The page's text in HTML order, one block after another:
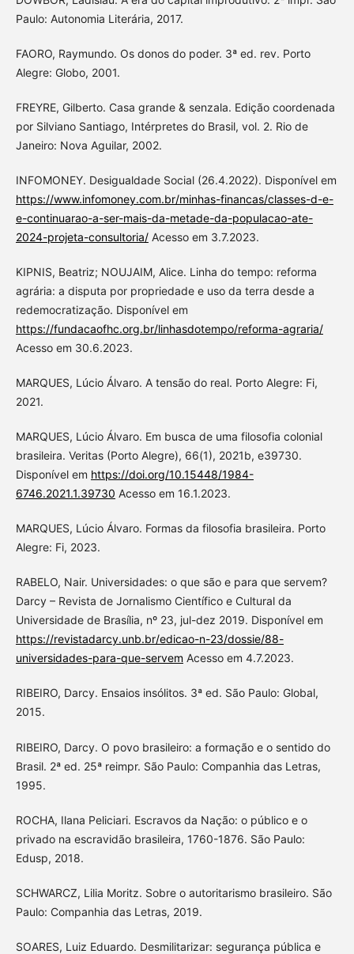
Paulo: Autonomia Literária, 2017.
FAORO, Raymundo. Os donos do poder. 3ª ed. rev. Porto
Alegre: Globo, 2001.
FREYRE, Gilberto. Casa grande & senzala. Edição coordenada
por Silviano Santiago, Intérpretes do Brasil, vol. 2. Rio de
Janeiro: Nova Aguilar, 2002.
INFOMONEY. Desigualdade Social (26.4.2022). Disponível em
https://www.infomoney.com.br/minhas-financas/classes-d-e-
e-continuarao-a-ser-mais-da-metade-da-populacao-ate-
2024-projeta-consultoria/Acesso em 3.7.2023.
KIPNIS, Beatriz; NOUJAIM, Alice. Linha do tempo: reforma
agrária: a disputa por propriedade e uso da terra desde a
redemocratização. Disponível em
https://fundacaofhc.org.br/linhasdotempo/reforma-agraria/
Acesso em 30.6.2023.
MARQUES, Lúcio Álvaro. A tensão do real. Porto Alegre: Fi,
2021.
MARQUES, Lúcio Álvaro. Em busca de uma filosofia colonial
brasileira. Veritas (Porto Alegre), 66(1), 2021b, e39730.
Disponível em https://doi.org/10.15448/1984-
6746.2021.1.39730 Acesso em 16.1.2023.
MARQUES, Lúcio Álvaro. Formas da filosofia brasileira. Porto
Alegre: Fi, 2023.
RABELO, Nair. Universidades: o que são e para que servem?
Darcy – Revista de Jornalismo Científico e Cultural da
Universidade de Brasília, nº 23, jul-dez 2019. Disponível em
https://revistadarcy.unb.br/edicao-n-23/dossie/88-
universidades-para-que-servem Acesso em 4.7.2023.
RIBEIRO, Darcy. Ensaios insólitos. 3ª ed. São Paulo: Global,
2015.
RIBEIRO, Darcy. O povo brasileiro: a formação e o sentido do
Brasil. 2ª ed. 25ª reimpr. São Paulo: Companhia das Letras,
1995.
ROCHA, Ilana Peliciari. Escravos da Nação: o público e o
privado na escravidão brasileira, 1760-1876. São Paulo:
Edusp, 2018.
SCHWARCZ, Lilia Moritz. Sobre o autoritarismo brasileiro. São
Paulo: Companhia das Letras, 2019.
SOARES, Luiz Eduardo. Desmilitarizar: segurança pública e